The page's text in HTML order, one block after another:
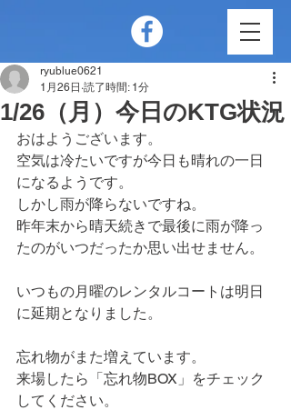
1/26（月）今日のKTG状況
ryublue0621
1月26日 読了時間: 1分
おはようございます。
空気は冷たいですが今日も晴れの一日
になるようです。
しかし雨が降らないですね。
昨年末から晴天続きで最後に雨が降っ
たのがいつだったか思い出せません。
いつもの月曜のレンタルコートは明日
に延期となりました。
忘れ物がまた増えています。
来場したら「忘れ物BOX」をチェック
してください。